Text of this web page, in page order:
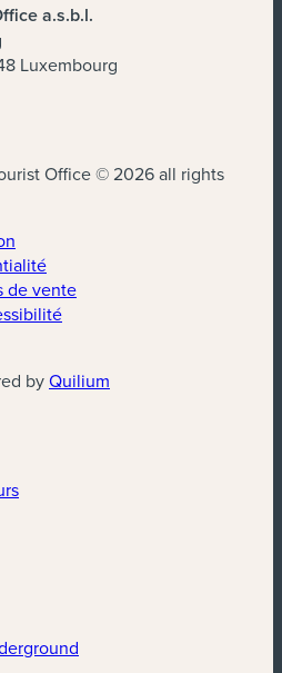
a.s.b.l.
Luxembourg
Office © 2026 all rights
de vente
fenêtre)
byQuilium